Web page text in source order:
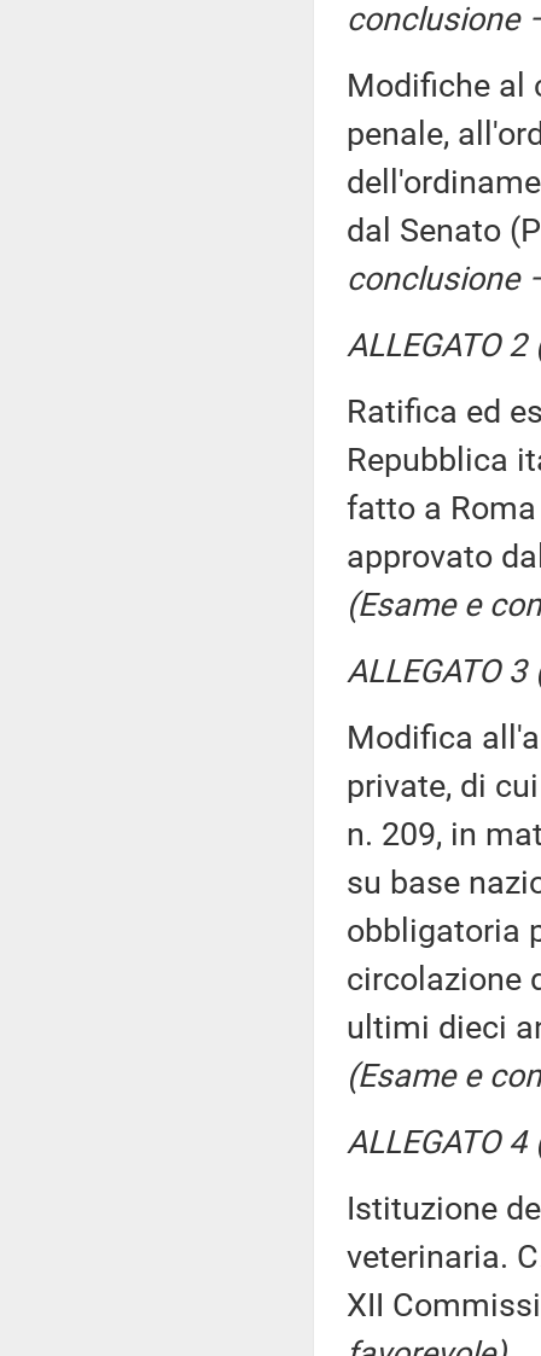
conclusione
Modifiche al
penale,
dal Senato
conclusione
ALLEGATO
Ratifica ed
Repubblica
fatto a
approvato
(Esame e
ALLEGATO
Modifica
private, di
n. 209, in
su base
obbligatoria
circolazione
ultimi dieci
(Esame e
ALLEGATO
Istituzione
veterinaria.
XII